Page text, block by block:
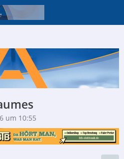
um 10:55